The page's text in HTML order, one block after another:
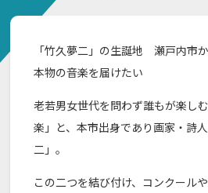
「竹久夢二」の生誕地 瀬戸内市
本物の音楽を届けたい
老若男女世代を問わず誰もが楽し
楽」と、本市出身であり画家・詩
二」。
この二つを結び付け、コンクール